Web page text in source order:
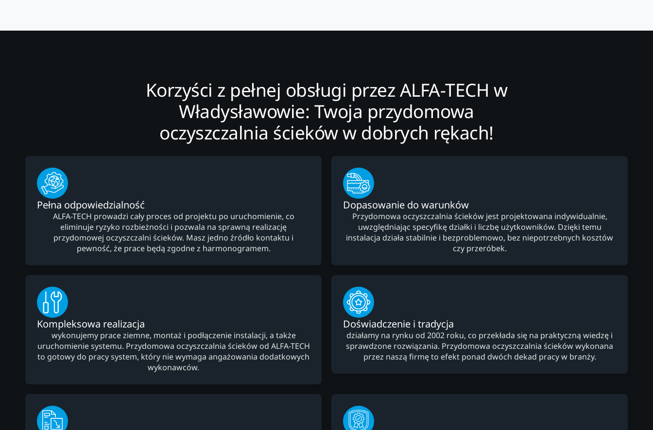
Korzyści z pełnej obsługi przez ALFA-TECH w
Władysławowie: Twoja przydomowa
oczyszczalnia ścieków w dobrych rękach!
Pełna odpowiedzialność
ALFA-TECH prowadzi cały proces od projektu po uruchomienie, co
eliminuje ryzyko rozbieżności i pozwala na sprawną realizację
przydomowej oczyszczalni ścieków. Masz jedno źródło kontaktu i
pewność, że prace będą zgodne z harmonogramem.
Dopasowanie do warunków
Przydomowa oczyszczalnia ścieków jest projektowana indywidualnie,
uwzględniając specyfikę działki i liczbę użytkowników. Dzięki temu
instalacja działa stabilnie i bezproblemowo, bez niepotrzebnych kosztów
czy przeróbek.
Kompleksowa realizacja
wykonujemy prace ziemne, montaż i podłączenie instalacji, a także
uruchomienie systemu. Przydomowa oczyszczalnia ścieków od ALFA-TECH
to gotowy do pracy system, który nie wymaga angażowania dodatkowych
wykonawców.
Doświadczenie i tradycja
działamy na rynku od 2002 roku, co przekłada się na praktyczną wiedzę i
sprawdzone rozwiązania. Przydomowa oczyszczalnia ścieków wykonana
przez naszą firmę to efekt ponad dwóch dekad pracy w branży.